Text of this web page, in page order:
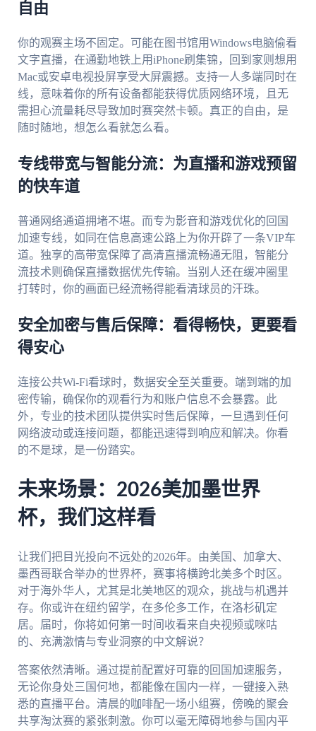
自由
你的观赛主场不固定。可能在图书馆用Windows电脑偷看
文字直播，在通勤地铁上用iPhone刷集锦，回到家则想用
Mac或安卓电视投屏享受大屏震撼。支持一人多端同时在
线，意味着你的所有设备都能获得优质网络环境，且无
需担心流量耗尽导致加时赛突然卡顿。真正的自由，是
随时随地，想怎么看就怎么看。
专线带宽与智能分流：为直播和游戏预留
的快车道
普通网络通道拥堵不堪。而专为影音和游戏优化的回国
加速专线，如同在信息高速公路上为你开辟了一条VIP车
道。独享的高带宽保障了高清直播流畅通无阻，智能分
流技术则确保直播数据优先传输。当别人还在缓冲圈里
打转时，你的画面已经流畅得能看清球员的汗珠。
安全加密与售后保障：看得畅快，更要看
得安心
连接公共Wi-Fi看球时，数据安全至关重要。端到端的加
密传输，确保你的观看行为和账户信息不会暴露。此
外，专业的技术团队提供实时售后保障，一旦遇到任何
网络波动或连接问题，都能迅速得到响应和解决。你看
的不是球，是一份踏实。
未来场景：2026美加墨世界
杯，我们这样看
让我们把目光投向不远处的2026年。由美国、加拿大、
墨西哥联合举办的世界杯，赛事将横跨北美多个时区。
对于海外华人，尤其是北美地区的观众，挑战与机遇并
存。你或许在纽约留学，在多伦多工作，在洛杉矶定
居。届时，你将如何第一时间收看来自央视频或咪咕
的、充满激情与专业洞察的中文解说？
答案依然清晰。通过提前配置好可靠的回国加速服务，
无论你身处三国何地，都能像在国内一样，一键接入熟
悉的直播平台。清晨的咖啡配一场小组赛，傍晚的聚会
共享淘汰赛的紧张刺激。你可以毫无障碍地参与国内平